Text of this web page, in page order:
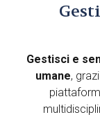
Gestisci e
umane,